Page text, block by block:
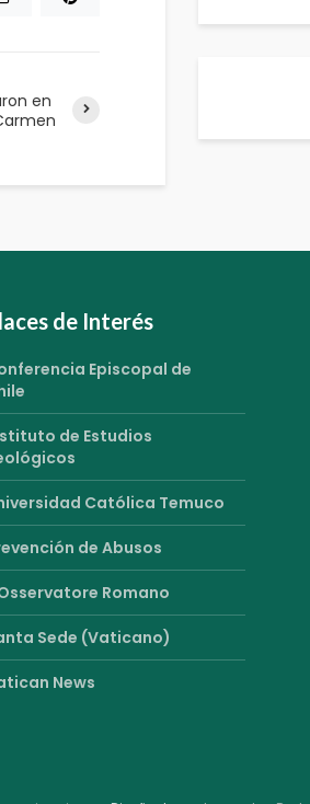
en
de Interés
Episcopal de
de Estudios
Católica Temuco
de Abusos
Romano
Sede (Vaticano)
News